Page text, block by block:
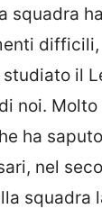
squadra
il
noi.
ha
nel
squadra